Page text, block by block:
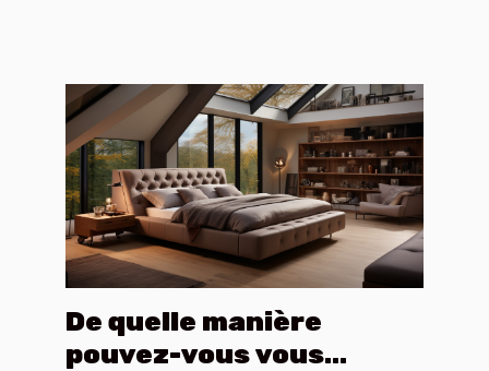
De quelle manière
pouvez-vous vous